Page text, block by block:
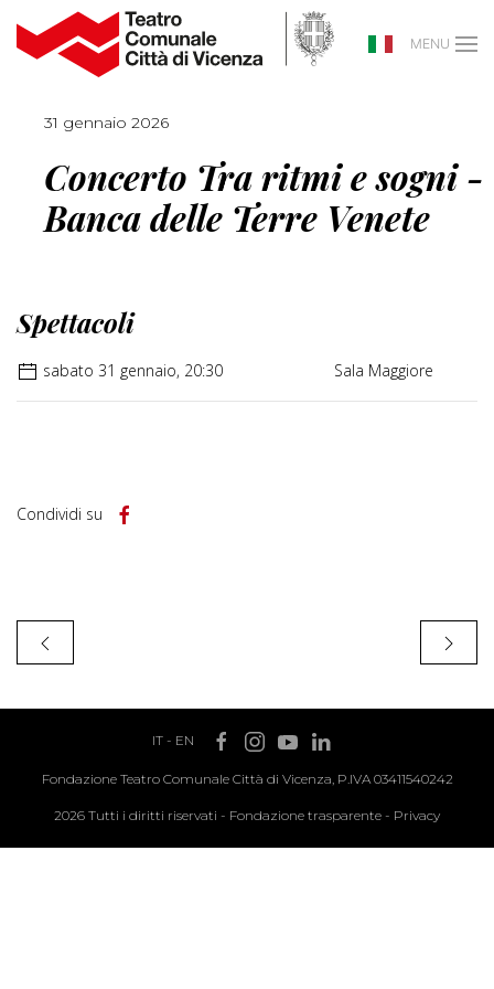
MENU
31 gennaio 2026
Concerto Tra ritmi e sogni -
Banca delle Terre Venete
Spettacoli
sabato 31 gennaio, 20:30 Sala Maggiore
Condividi su
IT- EN
Fondazione Teatro Comunale Città di Vicenza, P.IVA 03411540242
2026 Tutti i diritti riservati - Fondazione trasparente - Privacy